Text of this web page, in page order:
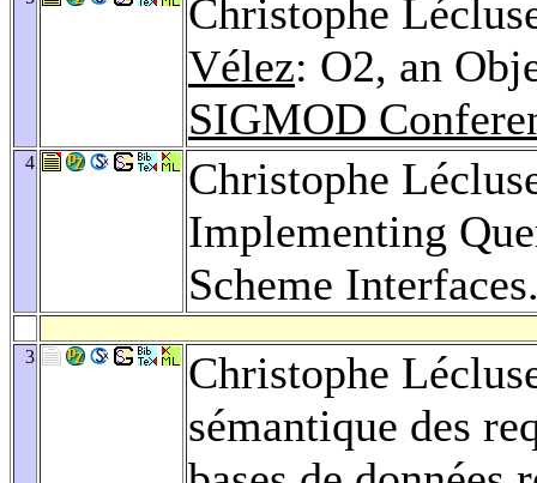
Christophe
Vélez: O2, an
SIGMOD
4
Christophe
Implementing
Scheme
3
Christophe
sémantique des